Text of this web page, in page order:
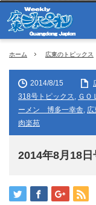
ホーム 広東のトピックス
2014/8/15
318号トピックス, ＧＯ
ーメン 博多一幸舎,
肉楽苑
2014年8月18